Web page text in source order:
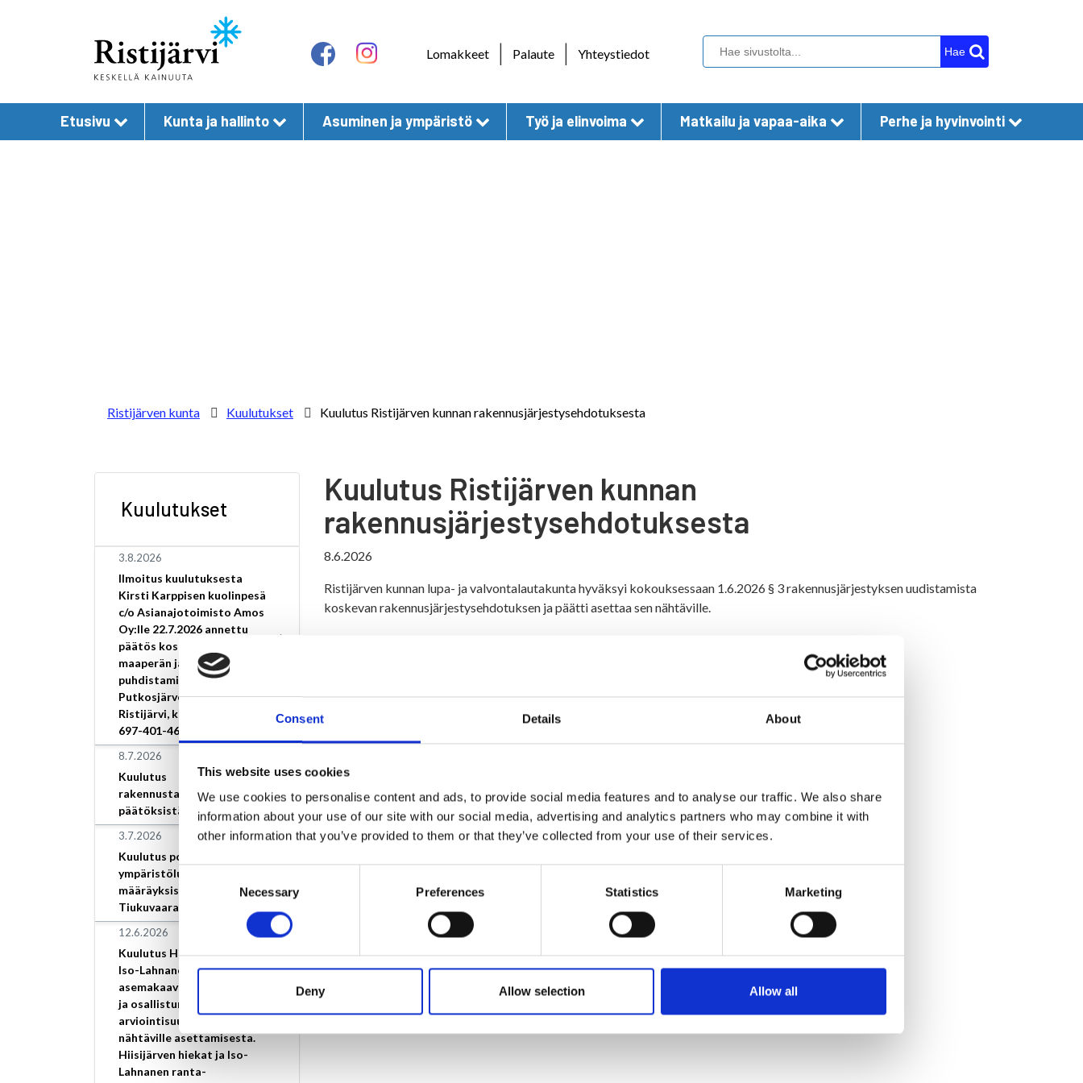
Consent Details About
This website uses cookies
We use cookies to personalise content and ads, to provide social media features and to analyse our traffic. We also share
information about your use of our site with our social media, advertising and analytics partners who may combine it with
other information that you’ve provided to them or that they’ve collected from your use of their services.
Consent
Necessary Preferences Statistics Marketing
Deny Allow selection Allow all
Lomakkeet | Palaute | Yhteystiedot Hae
Etusivu Kunta ja hallinto Asuminen ja ympäristö Työ ja elinvoima Matkailu ja vapaa-aika Perhe ja hyvinvointi
Ristijärven kunta Kuulutukset Kuulutus Ristijärven kunnan rakennusjärjestysehdotuksesta
Kuulutukset
3.8.2026
Ilmoitus kuulutuksesta
Kirsti Karppisen kuolinpesä
c/o Asianajotoimisto Amos
Oy:lle 22.7.2026 annettu
päätös koskee pilaantuneen
maaperän ja pohjaveden
puhdistamista osoitteessa
Putkosjärventie 28,
Ristijärvi, kiinteistötunnus
697-401-46-9.
8.7.2026
Kuulutus
rakennustarkastajan
päätöksistä
3.7.2026
Kuulutus poikkeamisesta
ympäristöluvan
määräyksistä, Loimaan Kivi
Tiukuvaara
12.6.2026
Kuulutus Hiisijärven hiekat ja
Iso-Lahnanen ranta-
asemakaavan vireilletulosta
ja osallistumis- ja
arviointisuunnitelman
nähtäville asettamisesta.
Hiisijärven hiekat ja Iso-
Lahnanen ranta-
Kuulutus Ristijärven kunnan
rakennusjärjestysehdotuksesta
8.6.2026
Ristijärven kunnan lupa- ja valvontalautakunta hyväksyi kokouksessaan 1.6.2026 § 3 rakennusjärjestyksen uudistamista
koskevan rakennusjärjestysehdotuksen ja päätti asettaa sen nähtäville.